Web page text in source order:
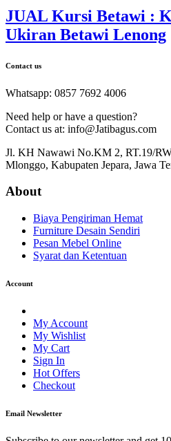
JUAL Kursi Betawi :
Ukiran Betawi Lenong
Contact us
Whatsapp: 0857 7692 4006
Need help or have a question?
Contact us at: info@Jatibagus.com
Jl. KH Nawawi No.KM 2, RT.19/
Mlonggo, Kabupaten Jepara, Jawa
About
Biaya Pengiriman Hemat
Furniture Desain Sendiri
Pesan Mebel Online
Syarat dan Ketentuan
Account
My Account
My Wishlist
My Cart
Sign In
Hot Offers
Checkout
Email Newsletter